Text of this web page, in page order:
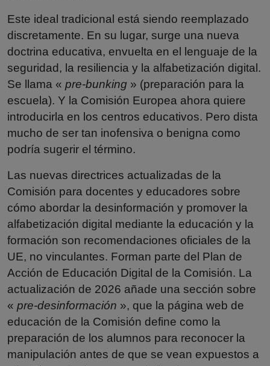
Este ideal tradicional está siendo reemplazado
discretamente. En su lugar, surge una nueva
doctrina educativa, envuelta en el lenguaje de la
seguridad, la resiliencia y la alfabetización digital.
Se llama « pre-bunking » (preparación para la
escuela). Y la Comisión Europea ahora quiere
introducirla en los centros educativos. Pero dista
mucho de ser tan inofensiva o benigna como
podría sugerir el término.
Las nuevas directrices actualizadas de la
Comisión para docentes y educadores sobre
cómo abordar la desinformación y promover la
alfabetización digital mediante la educación y la
formación son recomendaciones oficiales de la
UE, no vinculantes. Forman parte del Plan de
Acción de Educación Digital de la Comisión. La
actualización de 2026 añade una sección sobre
« pre-desinformación », que la página web de
educación de la Comisión define como la
preparación de los alumnos para reconocer la
manipulación antes de que se vean expuestos a